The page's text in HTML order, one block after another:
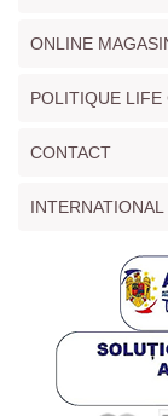
ONLINE
POLITIQUE LIFE
CONTACT
INTERNATIONAL